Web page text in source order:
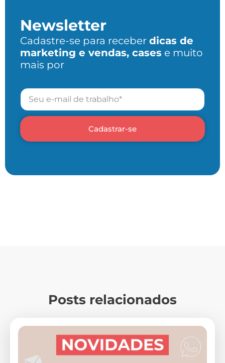
Newsletter
Cadastre-se para receber dicas de
marketing e vendas, cases e muito
mais por
Cadastrar-se
Posts relacionados